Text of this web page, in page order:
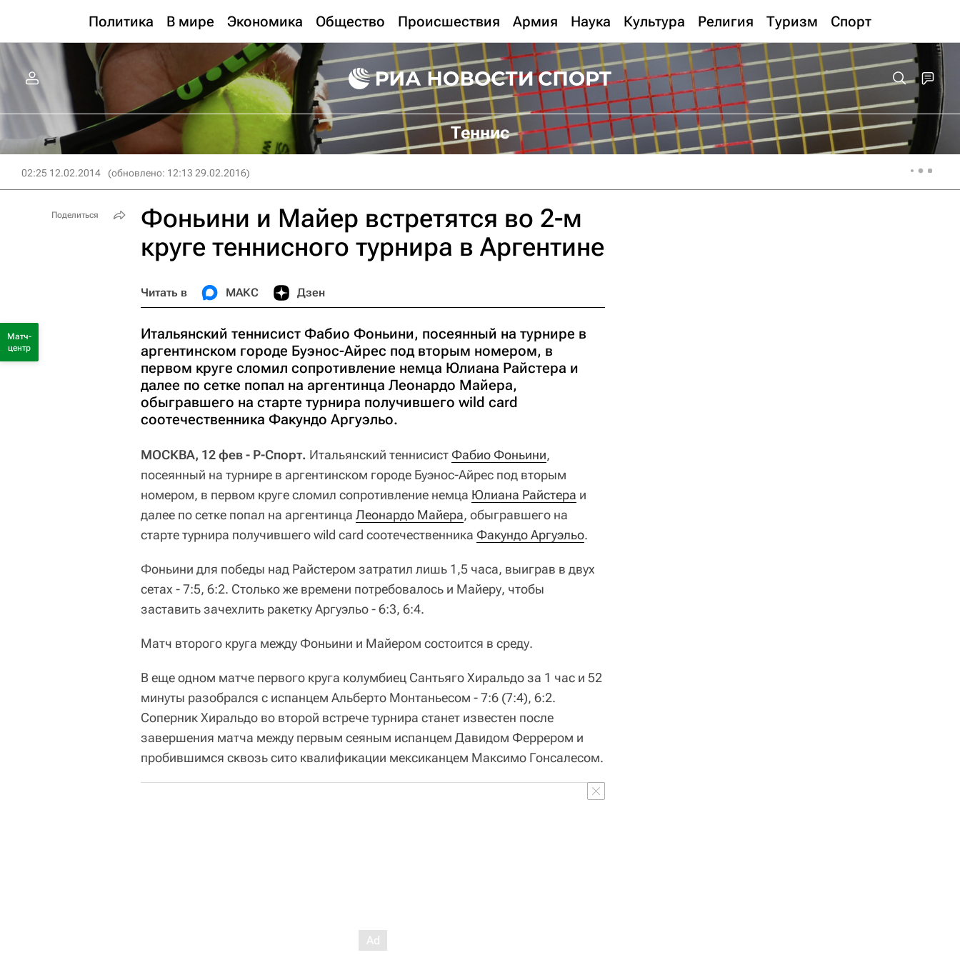
Политика В мире Экономика Общество Происшествия Армия Наука Культура Религия Туризм Спорт
Теннис
02:25 12.02.2014 (обновлено: 12:13 29.02.2016)
Фоньини и Майер встретятся во 2-м
круге теннисного турнира в Аргентине
Читать в МАКС Дзен
Итальянский теннисист Фабио Фоньини, посеянный на турнире в
аргентинском городе Буэнос-Айрес под вторым номером, в
первом круге сломил сопротивление немца Юлиана Райстера и
далее по сетке попал на аргентинца Леонардо Майера,
обыгравшего на старте турнира получившего wild card
соотечественника Факундо Аргуэльо.
МОСКВА, 12 фев - Р-Спорт. Итальянский теннисист Фабио Фоньини,
посеянный на турнире в аргентинском городе Буэнос-Айрес под вторым
номером, в первом круге сломил сопротивление немца Юлиана Райстера и
далее по сетке попал на аргентинца Леонардо Майера, обыгравшего на
старте турнира получившего wild card соотечественника Факундо Аргуэльо.
Фоньини для победы над Райстером затратил лишь 1,5 часа, выиграв в двух
сетах - 7:5, 6:2. Столько же времени потребовалось и Майеру, чтобы
заставить зачехлить ракетку Аргуэльо - 6:3, 6:4.
Матч второго круга между Фоньини и Майером состоится в среду.
В еще одном матче первого круга колумбиец Сантьяго Хиральдо за 1 час и 52
минуты разобрался с испанцем Альберто Монтаньесом - 7:6 (7:4), 6:2.
Соперник Хиральдо во второй встрече турнира станет известен после
завершения матча между первым сеяным испанцем Давидом Феррером и
пробившимся сквозь сито квалификации мексиканцем Максимо Гонсалесом.
Поделиться
Матч-
центр